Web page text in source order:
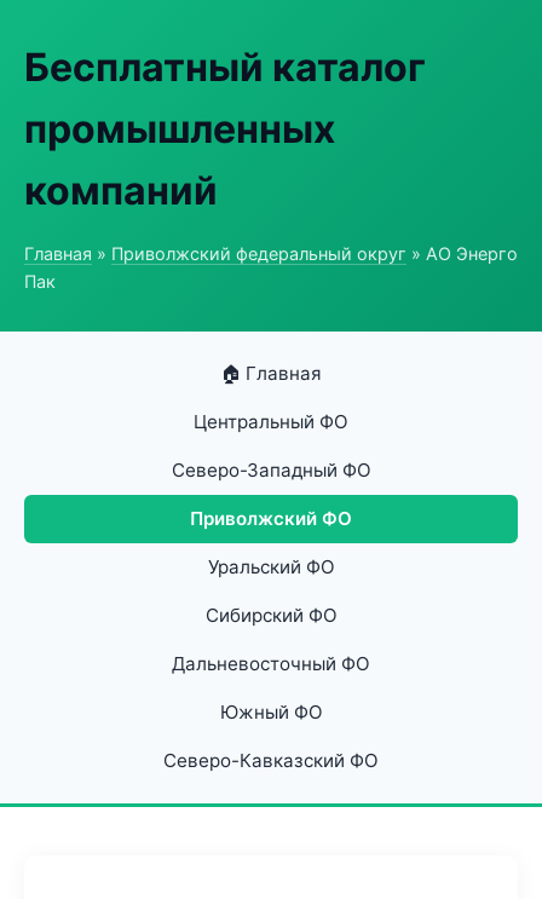
Бесплатный каталог
промышленных
компаний
Главная » Приволжский федеральный округ » АО Энерго
Пак
🏠 Главная
Центральный ФО
Северо-Западный ФО
Приволжский ФО
Уральский ФО
Сибирский ФО
Дальневосточный ФО
Южный ФО
Северо-Кавказский ФО